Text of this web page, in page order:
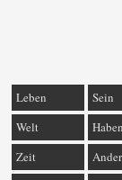
Leben Sein
Welt
Haben
Zeit